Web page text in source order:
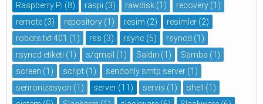
Raspberry Pi (8) raspi (3) rawdisk (1) recovery (1)
remote (3) repository (1) resim (2) resimler (2)
robots.txt 401 (1) rss (3) rsync (5) rsyncd (1)
rsyncd etiketi (1) s/qmail (1) Saldırı (1) Samba (1)
screen (1) script (1) sendonly smtp server (1)
senronizasyon (1) server (11) servis (1) shell
(1)